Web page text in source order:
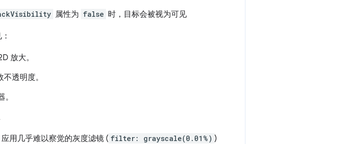
属性为 false 时，目标会被视为可见
放大。
透明度。
用几乎难以察觉的灰度滤镜 ( filter: grayscale(0.01%) )